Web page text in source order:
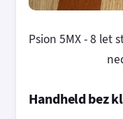
Psion 5MX - 8 let
Handheld bez